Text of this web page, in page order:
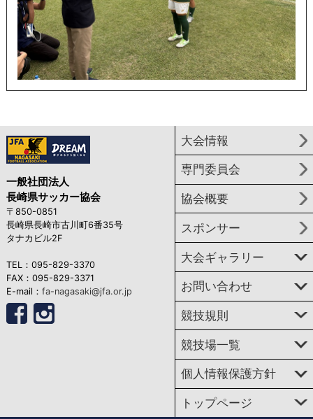
一般社団法人
長崎県サッカー協会
〒850-0851
長崎県長崎市古川町6番35号
タナカビル2F
TEL：095-829-3370
FAX：095-829-3371
E-mail： fa-nagasaki@jfa.or.jp
大会情報
専門委員会
協会概要
スポンサー
大会ギャラリー
お問い合わせ
競技規則
競技場一覧
個人情報保護方針
トップページ